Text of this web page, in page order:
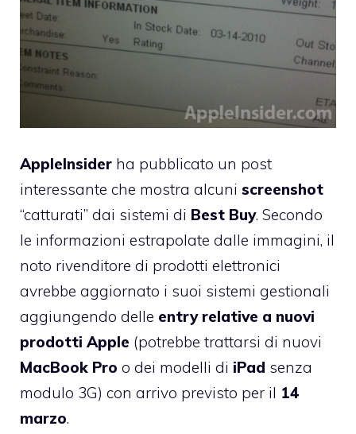
AppleInsider ha pubblicato un post
interessante che mostra alcuni screenshot
“catturati” dai sistemi di Best Buy. Secondo
le informazioni estrapolate dalle immagini, il
noto rivenditore di prodotti elettronici
avrebbe aggiornato i suoi sistemi gestionali
aggiungendo delle entry relative a nuovi
prodotti Apple (potrebbe trattarsi di nuovi
MacBook Pro o dei modelli di iPad senza
modulo 3G) con arrivo previsto per il 14
marzo.